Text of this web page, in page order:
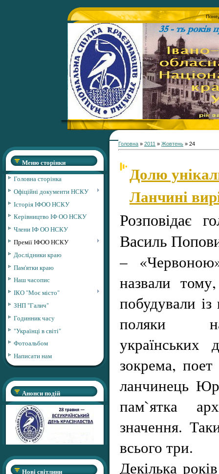
Меню сторінки
Головна сторінка
Офіційні документи НСКУ
Історія ІФОО НСКУ
Керівництво ІФ ОО НСКУ
Члени ІФ ОО НСКУ
Премії ІФОО НСКУ
Дослідники краю
Пам'ятки краю
Наш часопис
ІКО "Моє місто"
ЗНП "Галич"
Годинник часу
"Українці в світі"
Фотоальбом
Написати нам
Анонси подій
Нові світлини
Головна » 2011 » Жовтень » 24
Долю
Ланчині
Розповідає
Василь
–
назвали
побудували
поляки
українських
зокрема, поет
ланчинець
пам`ятка
значення.
всього три.
Декілька